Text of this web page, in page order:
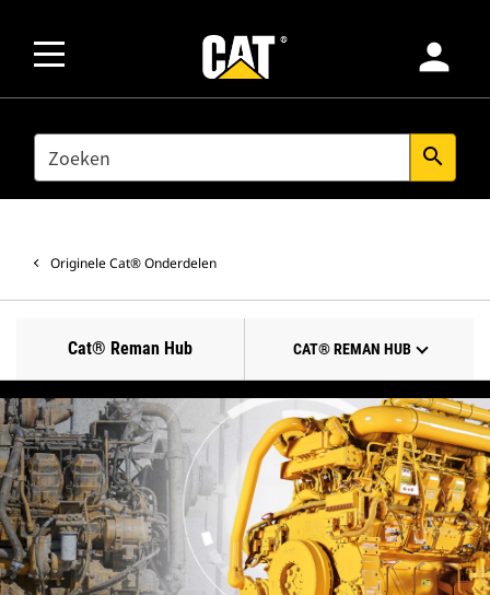
person
SEARCH search
Originele Cat® Onderdelen
Cat® Reman Hub CAT® REMAN HUB